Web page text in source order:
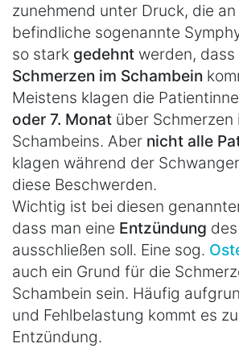
zunehmend unter Druck, die
befindliche sogenannte
so stark gedehnt werden, dass
Schmerzen im Schambein
Meistens klagen die
oder 7. Monat über Schmerzen
Schambeins. Aber nicht alle
klagen während der
diese Beschwerden.
Wichtig ist bei diesen
dass man eine Entzündung
ausschließen soll. Eine sog.
auch ein Grund für die
Schambein sein. Häufig
und Fehlbelastung kommt es
Entzündung.